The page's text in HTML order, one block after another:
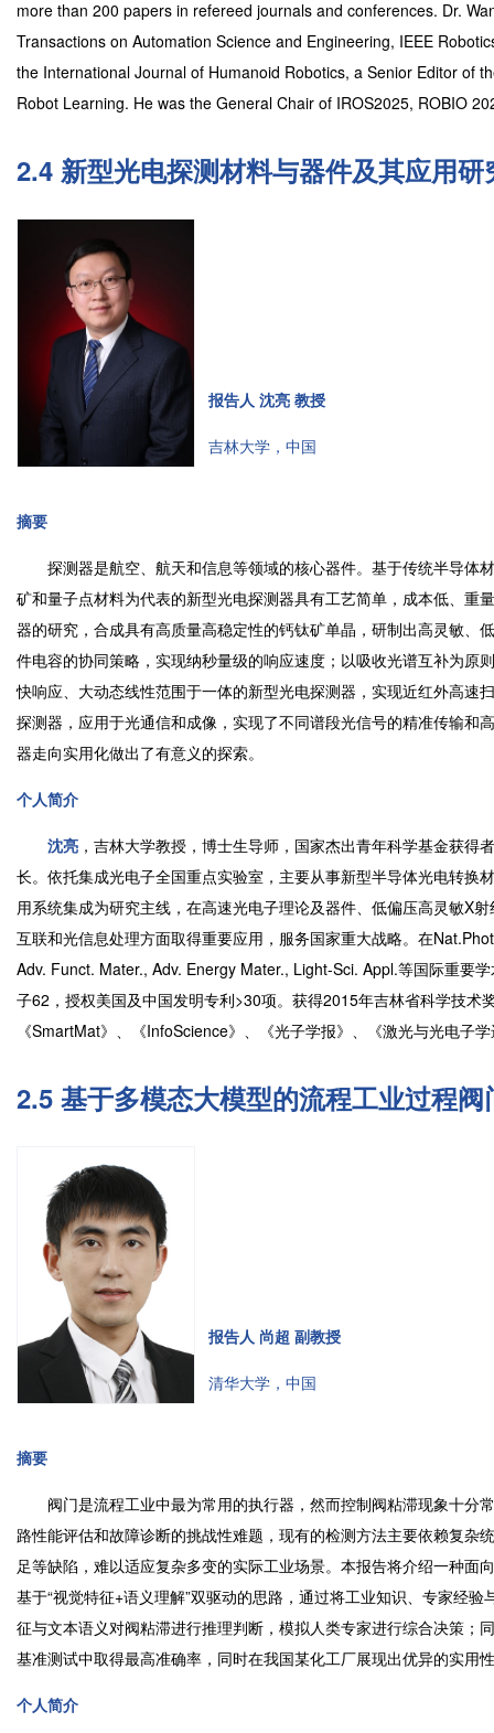
more than 200 papers in refereed journals and conferences. Dr.
Transactions on Automation Science and Engineering, IEEE
the International Journal of Humanoid Robotics, a Senior Editor of
Robot Learning. He was the General Chair of IROS2025, ROBIO
2.4 新型光电探测材料与器件及其应用研
报告人 沈亮 教授
吉林大学，中国
摘要
探测器是航空、航天和信息等领域的核心器件。基于传统半导体
矿和量子点材料为代表的新型光电探测器具有工艺简单，成本低、
器的研究，合成具有高质量高稳定性的钙钛矿单晶，研制出高灵敏
件电容的协同策略，实现纳秒量级的响应速度；以吸收光谱互补为
快响应、大动态线性范围于一体的新型光电探测器，实现近红外高
探测器，应用于光通信和成像，实现了不同谱段光信号的精准传输
器走向实用化做出了有意义的探索。
个人简介
沈亮 ，吉林大学教授，博士生导师，国家杰出青年科学基金获
长。依托集成光电子全国重点实验室，主要从事新型半导体光电转
用系统集成为研究主线，在高速光电子理论及器件、低偏压高灵敏X
互联和光信息处理方面取得重要应用，服务国家重大战略。在
Adv. Funct. Mater., Adv. Energy Mater., Light-Sci. Appl.等国际重要
子62，授权美国及中国发明专利>30项。获得2015年吉林省科学技
《SmartMat》、《InfoScience》、《光子学报》、《激光与光电子
2.5 基于多模态大模型的流程工业过程
报告人 尚超 副教授
清华大学，中国
摘要
阀门是流程工业中最为常用的执行器，然而控制阀粘滞现象十分
路性能评估和故障诊断的挑战性难题，现有的检测方法主要依赖复
足等缺陷，难以适应复杂多变的实际工业场景。本报告将介绍一种
基于“视觉特征+语义理解”双驱动的思路，通过将工业知识、专家经
征与文本语义对阀粘滞进行推理判断，模拟人类专家进行综合决策
基准测试中取得最高准确率，同时在我国某化工厂展现出优异的实用
个人简介